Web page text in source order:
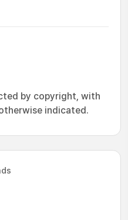
by copyright, with
indicated.